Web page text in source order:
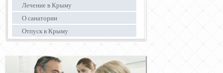
Лечение в Крыму
О санатории
Отпуск в Крыму